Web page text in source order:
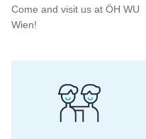
Come and visit us at ÖH WU
Wien!